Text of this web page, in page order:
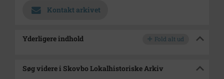
Kontakt arkivet
Yderligere indhold Fold alt ud
Søg videre i Skovbo Lokalhistoriske Arkiv